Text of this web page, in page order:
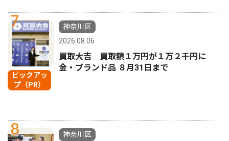
7
ピックアッ
プ（PR）
神奈川区
2026.08.06
買取大吉 買取額１万円が１万２千円に
金・ブランド品 ８月31日まで
8
神奈川区